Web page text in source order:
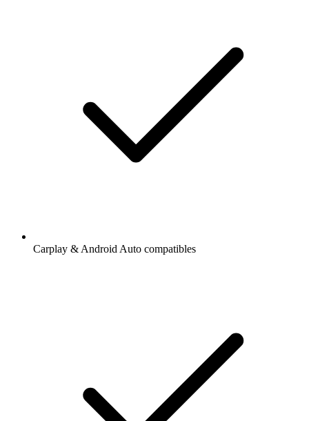
Carplay & Android Auto compatibles